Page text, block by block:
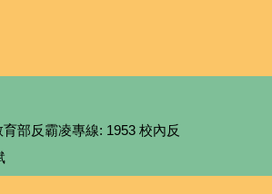
部反霸凌專線: 1953 校內反